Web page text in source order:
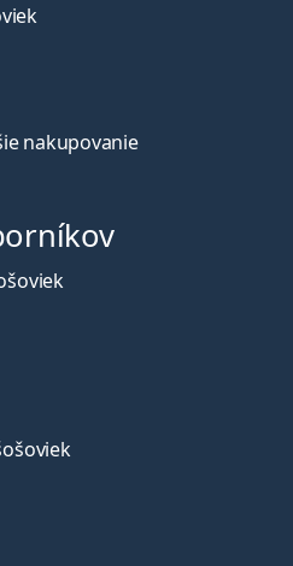
nakupovanie